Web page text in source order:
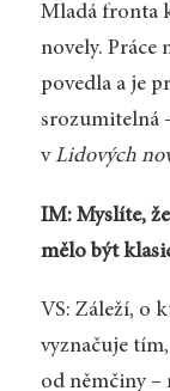
Mladá fronta
novely. Práce
povedla a je
srozumitelná
vLidových
IM: Myslíte,
mělo být
VS: Záleží, o
vyznačuje
od němčiny –